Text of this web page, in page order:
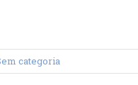
categoria